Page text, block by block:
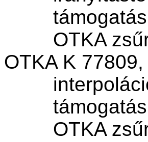
támogatás
OTKA
OTKA K 77809,
támogatás
OTKA